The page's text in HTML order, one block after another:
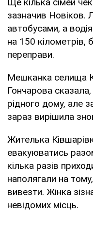
зазначив Новіков.
автобусами, а
на 150 кілометрів,
переправи.
Мешканка селища
Гончарова
рідного дому, але
зараз вирішила
Жителька
евакуюватись
кілька разів
наполягали на
вивезти. Жінка
невідомих місць.